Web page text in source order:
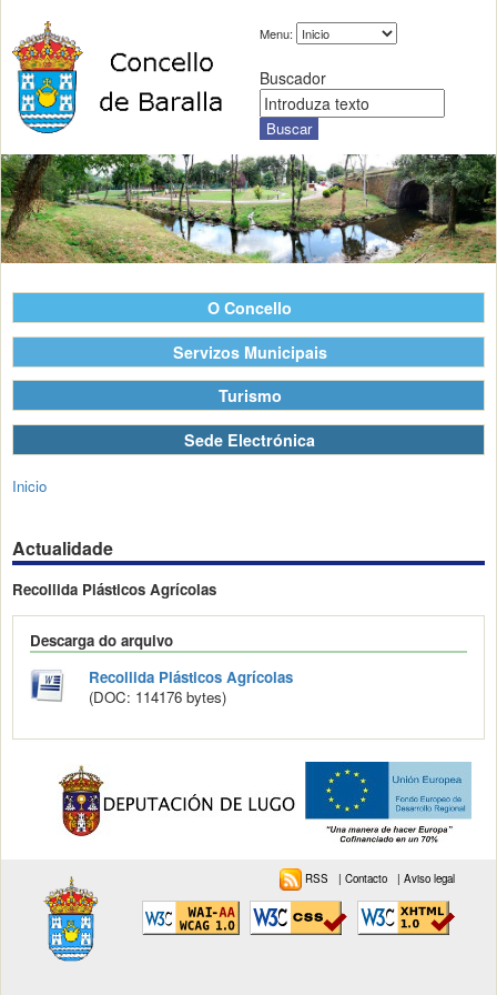
Menu:
Buscador
O Concello
Servizos Municipais
Turismo
Sede Electrónica
Inicio
Actualidade
Recollida Plásticos Agrícolas
Descarga do arquivo
Recollida Plásticos Agrícolas
(DOC: 114176 bytes)
RSS |Contacto |Aviso legal